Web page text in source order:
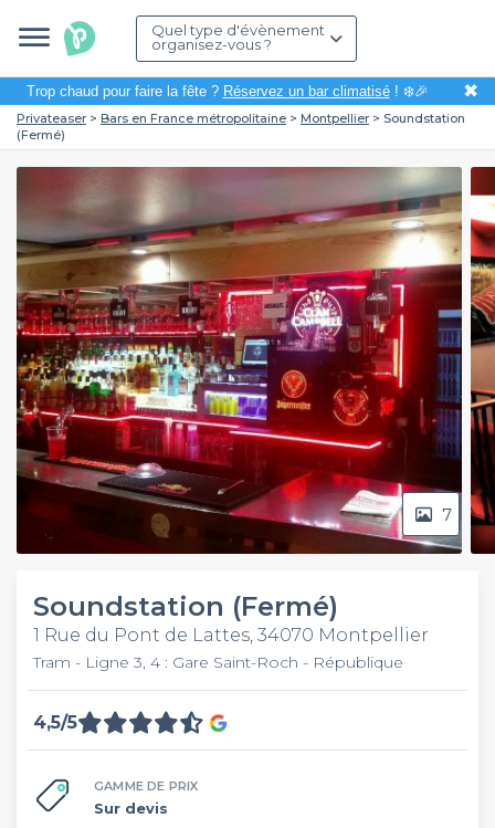
Quel type d'évènement
organisez-vous ?
Trop chaud pour faire la fête ? Réservez un bar climatisé! ❄️🎉 ✖
Privateaser Bars en France métropolitaine Montpellier
Soundstation
(Fermé)
7
Soundstation (Fermé)
1 Rue du Pont de Lattes, 34070 Montpellier
Tram - Ligne 3, 4 : Gare Saint-Roch - République
4,5/5
GAMME DE PRIX
Sur devis